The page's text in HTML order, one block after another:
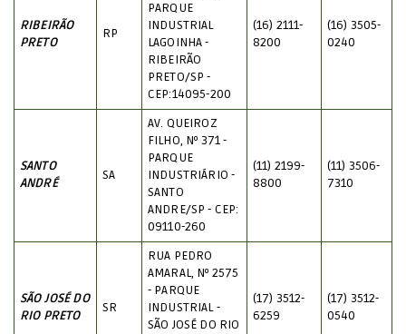
RIBEIRÃO
PRETO
RP
PARQUE
INDUSTRIAL
LAGOINHA -
RIBEIRÃO
PRETO/SP -
CEP:14095-200
(16) 2111-
8200
(16) 3505-
0240
SANTO
ANDRÉ
SA
AV. QUEIROZ
FILHO, Nº 371 -
PARQUE
INDUSTRIÁRIO -
SANTO
ANDRE/SP - CEP:
09110-260
(11) 2199-
8800
(11) 3506-
7310
SÃO JOSÉ DO
RIO PRETO
SR
RUA PEDRO
AMARAL, Nº 2575
- PARQUE
INDUSTRIAL -
SÃO JOSÉ DO RIO
(17) 3512-
6259
(17) 3512-
0540